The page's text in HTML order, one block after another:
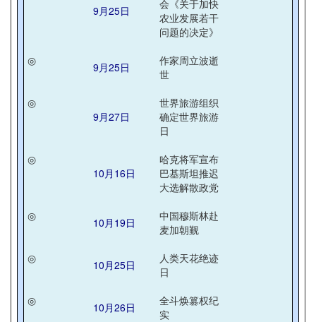
9月25日
会《关于加快
农业发展若干
问题的决定》
◎
9月25日
作家周立波逝
世
◎
9月27日
世界旅游组织
确定世界旅游
日
◎
10月16日
哈克将军宣布
巴基斯坦推迟
大选解散政党
◎
10月19日
中国穆斯林赴
麦加朝觐
◎
10月25日
人类天花绝迹
日
◎
10月26日
全斗焕篡权纪
实